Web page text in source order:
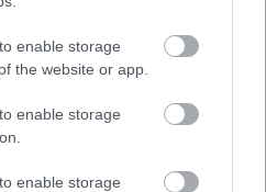
enable storage
the website or app.
enable storage
enable storage